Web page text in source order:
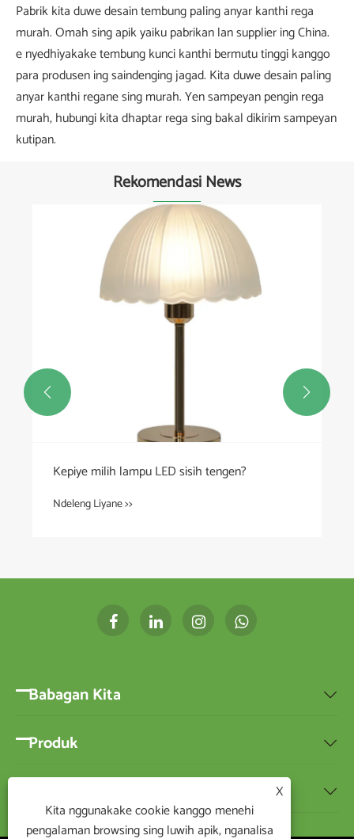
Pabrik kita duwe desain tembung paling anyar kanthi rega
murah. Omah sing apik yaiku pabrikan lan supplier ing China.
e nyedhiyakake tembung kunci kanthi bermutu tinggi kanggo
para produsen ing saindenging jagad. Kita duwe desain paling
anyar kanthi regane sing murah. Yen sampeyan pengin rega
murah, hubungi kita dhaptar rega sing bakal dikirim sampeyan
kutipan.
Rekomendasi News
tengen?
Kepiye Promosi & Hadiah
 
Babagan Kita 
Produk 

X
Kita nggunakake cookie kanggo menehi
pengalaman browsing sing luwih apik, nganalisa